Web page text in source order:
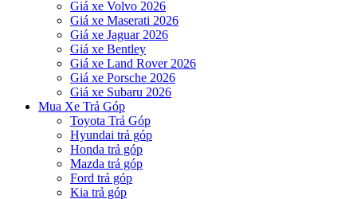
Giá xe Volvo 2026
Giá xe Maserati 2026
Giá xe Jaguar 2026
Giá xe Bentley
Giá xe Land Rover 2026
Giá xe Porsche 2026
Giá xe Subaru 2026
Mua Xe Trả Góp
Toyota Trả Góp
Hyundai trả góp
Honda trả góp
Mazda trả góp
Ford trả góp
Kia trả góp